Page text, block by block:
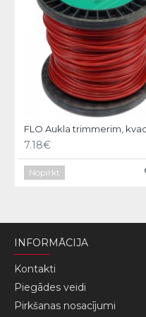
7.18€
Nopirkt
INFORMĀCIJA
Kontakti
Piegādes veidi
Pirkšanas nosacījumi